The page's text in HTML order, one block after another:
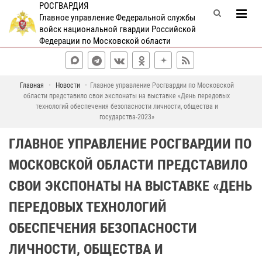
РОСГВАРДИЯ
Главное управление Федеральной службы
войск национальной гвардии Российской
Федерации по Московской области
Главная Новости
Главное управление Росгвардии по Московской
области представило свои экспонаты на выставке «День передовых
технологий обеспечения безопасности личности, общества и
государства-2023»
ГЛАВНОЕ УПРАВЛЕНИЕ РОСГВАРДИИ ПО
МОСКОВСКОЙ ОБЛАСТИ ПРЕДСТАВИЛО
СВОИ ЭКСПОНАТЫ НА ВЫСТАВКЕ «ДЕНЬ
ПЕРЕДОВЫХ ТЕХНОЛОГИЙ
ОБЕСПЕЧЕНИЯ БЕЗОПАСНОСТИ
ЛИЧНОСТИ, ОБЩЕСТВА И